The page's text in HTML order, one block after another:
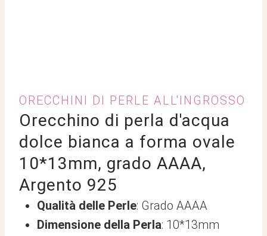
ORECCHINI DI PERLE ALL'INGROSSO
Orecchino di perla d'acqua
dolce bianca a forma ovale
10*13mm, grado AAAA,
Argento 925
Qualità delle Perle: Grado AAAA
Dimensione della Perla: 10*13mm